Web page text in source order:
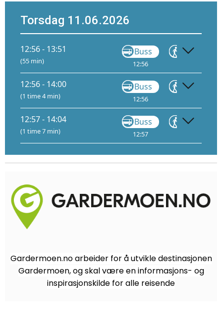
Torsdag 11.06.2026
12:56 - 13:51
(55 min)
Buss
12:56
Gå
12:56 - 14:00
(1 time 4 min)
Buss
12:56
Gå
12:57 - 14:04
(1 time 7 min)
Buss
12:57
Gå
Gardermoen.no arbeider for å utvikle destinasjonen
Gardermoen, og skal være en informasjons- og
inspirasjonskilde for alle reisende